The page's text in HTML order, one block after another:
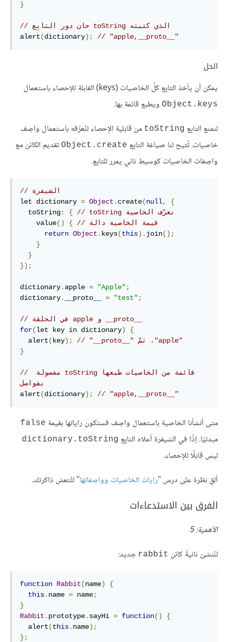
}
// حان دور التابِع toString الذي كتبته
alert(dictionary); // "apple,__proto__"
الحل
يمكن أن يأخذ التابِع كلّ الخاصيات (keys) القابلة للإحصاء باستعمال
Object.keys ويطبع قائمة بها.
لنمنع التابِع toString من قابلية الإحصاء لنُعرّفه باستعمال واصِف
خاصيات. تُتيح لنا صياغة التابِع Object.create تقديم الكائن مع
واصِفات الخاصيات كوسيط ثاني يمرر للتابِع.
// الشيفرة
let dictionary = Object . create(null,
{
  toString
: {
// نعرّف الخاصية ‫toString
    value
() {
// قيمة الخاصية دالة
return Object . keys(this). join();
}
}
});
dictionary. apple = "Apple" ;
dictionary. __proto__ = "test" ;
// في الحلقة apple و __proto__
for(let key in dictionary)
{
  alert
( key);
// ‫"apple"، ثمّ "__proto__"
}
// قائمة من الخاصيات طبعها ‫toString مفصولة
بفواصل
alert(dictionary); // "apple,__proto__"
متى أنشأنا الخاصية باستعمال واصِف فستكون راياتها بقيمة false
مبدئيًا. إذًا في الشيفرة أعلاه التابِع dictionary.toString
ليس قابلًا للإحصاء.
ألقِ نظرة على درس "رايات الخاصيات وواصِفاتها" لتُنعش ذاكرتك.
الفرق بين الاستدعاءات
الأهمية: 5
لنُنشئ ثانيةً كائن rabbit جديد:
function Rabbit(name)
{
this. name = name;
}
Rabbit . prototype. sayHi = function()
{
  alert
(this. name);
};